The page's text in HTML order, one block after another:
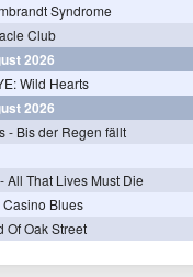
Syndrome
Club
2026
Wild Hearts
2026
- Bis der Regen fällt
All That Lives Must Die
Casino Blues
Of Oak Street